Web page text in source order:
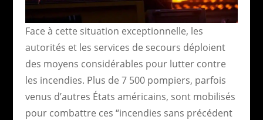
Face à cette situation exceptionnelle, les
autorités et les services de secours déploient
des moyens considérables pour lutter contre
les incendies. Plus de 7 500 pompiers, parfois
venus d’autres États américains, sont mobilisés
pour combattre ces “incendies sans précédent